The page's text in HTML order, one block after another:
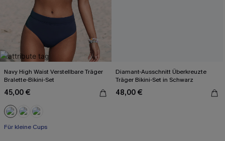
Navy High Waist Verstellbare Träger
Bralette-Bikini-Set
45,00 €
Für kleine Cups
Diamant-Ausschnitt Überkreuzte
Träger Bikini-Set in Schwarz
48,00 €